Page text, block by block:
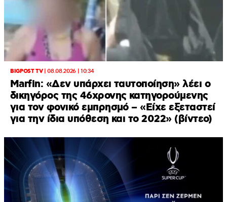
BIGPOST TV|08.08.2026 | 10:34
Marfin: «Δεν υπάρχει ταυτοποίηση» λέει ο
δικηγόρος της 46χρονης κατηγορούμενης
για τον φονικό εμπρησμό – «Είχε εξεταστεί
για την ίδια υπόθεση και το 2022» (βίντεο)